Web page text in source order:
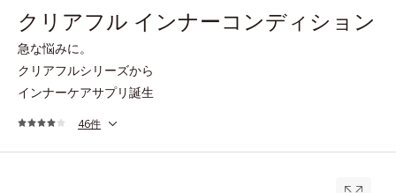
クリアフル インナーコンディション
急な悩みに。
クリアフルシリーズから
インナーケアサプリ誕生
46件